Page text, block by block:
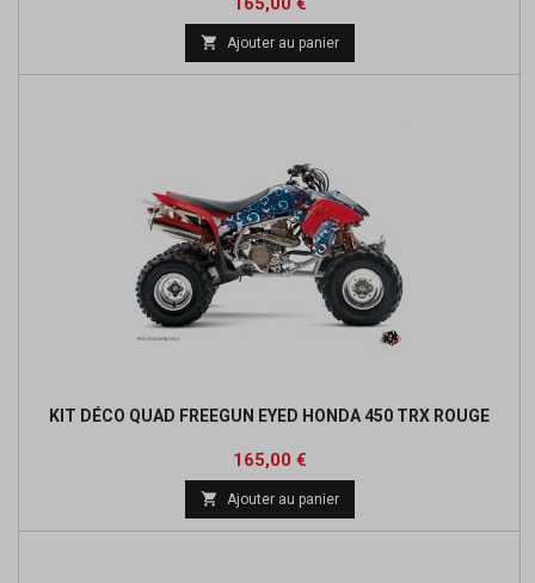
 Ajouter au panier
KIT DÉCO QUAD FREEGUN EYED HONDA 450 TRX ROUGE
Prix
165,00 €
 Ajouter au panier